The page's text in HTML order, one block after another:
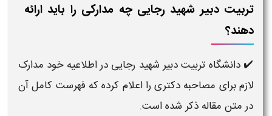
تربیت دبیر شهید رجایی چه مدارکی را باید ارائه
دهند؟
✔️دانشگاه تربیت دبیر شهید رجایی در اطلاعیه خود مدارک
لازم برای مصاحبه دکتری را اعلام کرده که فهرست کامل آن
در متن مقاله ذکر شده است.